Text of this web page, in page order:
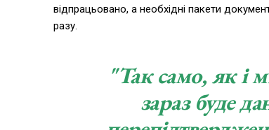
відпрацьовано, а необхідні пакети
разу.
"Так само, як і
зараз буде